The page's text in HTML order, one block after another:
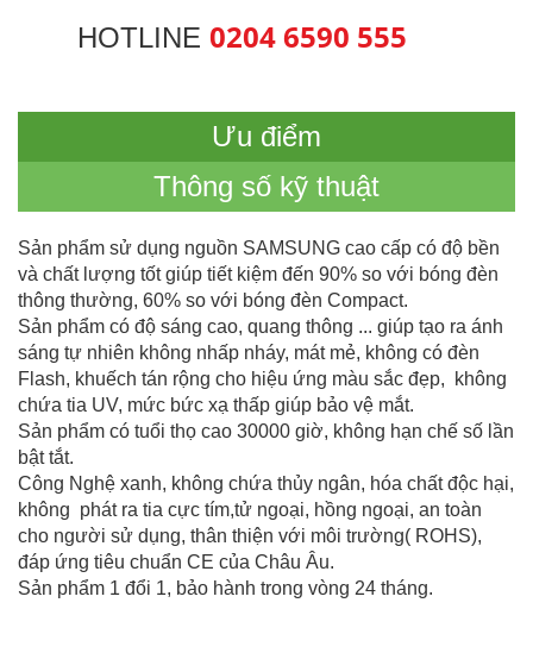
HOTLINE 0204 6590 555
Ưu điểm
Thông số kỹ thuật
Sản phẩm sử dụng nguồn SAMSUNG cao cấp có độ bền
và chất lượng tốt giúp tiết kiệm đến 90% so với bóng đèn
thông thường, 60% so với bóng đèn Compact.
Sản phẩm có độ sáng cao, quang thông ... giúp tạo ra ánh
sáng tự nhiên không nhấp nháy, mát mẻ, không có đèn
Flash, khuếch tán rộng cho hiệu ứng màu sắc đẹp, không
chứa tia UV, mức bức xạ thấp giúp bảo vệ mắt.
Sản phẩm có tuổi thọ cao 30000 giờ, không hạn chế số lần
bật tắt.
Công Nghệ xanh, không chứa thủy ngân, hóa chất độc hại,
không phát ra tia cực tím,tử ngoại, hồng ngoại, an toàn
cho người sử dụng, thân thiện với môi trường( ROHS),
đáp ứng tiêu chuẩn CE của Châu Âu.
Sản phẩm 1 đổi 1, bảo hành trong vòng 24 tháng.